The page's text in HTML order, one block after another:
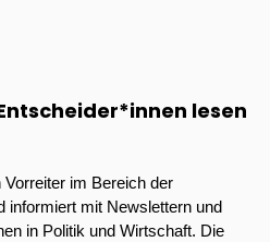
lesen
Vorreiter im Bereich der
informiert mit Newslettern und
in Politik und Wirtschaft. Die